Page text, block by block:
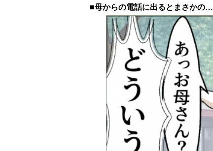
■母からの電話に出るとまさかの…